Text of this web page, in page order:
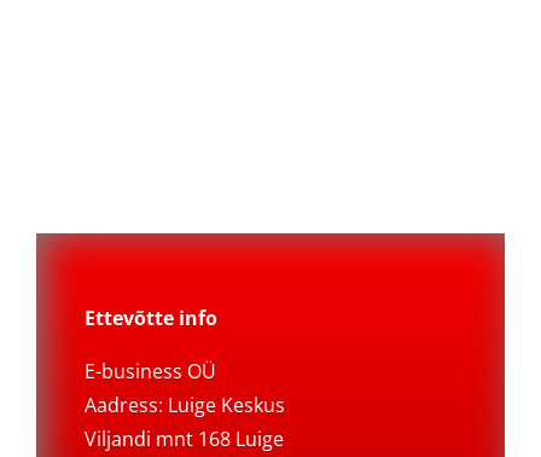
Ettevõtte info
E-business OÜ
Aadress: Luige Keskus
Viljandi mnt 168 Luige